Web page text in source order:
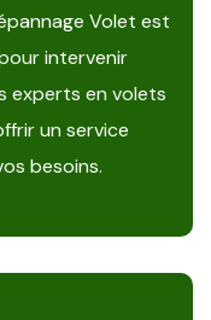
Volet est
intervenir
experts en volets
un service
besoins.